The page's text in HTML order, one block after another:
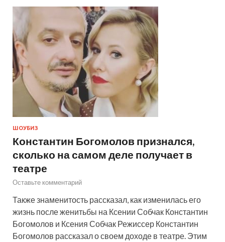
ШОУБИЗ
Константин Богомолов признался,
сколько на самом деле получает в
театре
Оставьте комментарий
Также знаменитость рассказал, как изменилась его
жизнь после женитьбы на Ксении Собчак Константин
Богомолов и Ксения Собчак Режиссер Константин
Богомолов рассказал о своем доходе в театре. Этим